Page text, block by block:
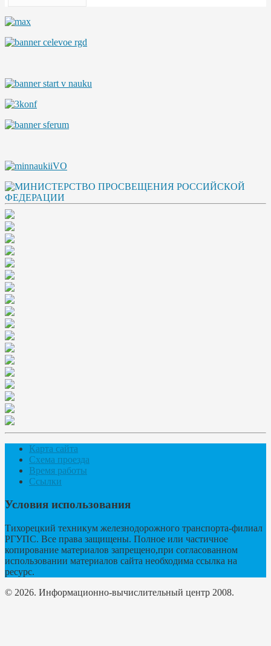
Карта сайта
Схема проезда
Время работы
Ссылки
Условия использования
Тихорецкий техникум железнодорожного транспорта-филиал
РГУПС. Все права защищены. Полное или частичное
копирование материалов запрещено,при согласованном
использовании материалов сайта необходима ссылка на
ресурс.
© 2026. Информационно-вычислительный центр 2008.